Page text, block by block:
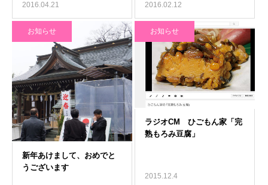
2016.04.21 2016.02.12
お知らせ お知らせ
2015.12.4